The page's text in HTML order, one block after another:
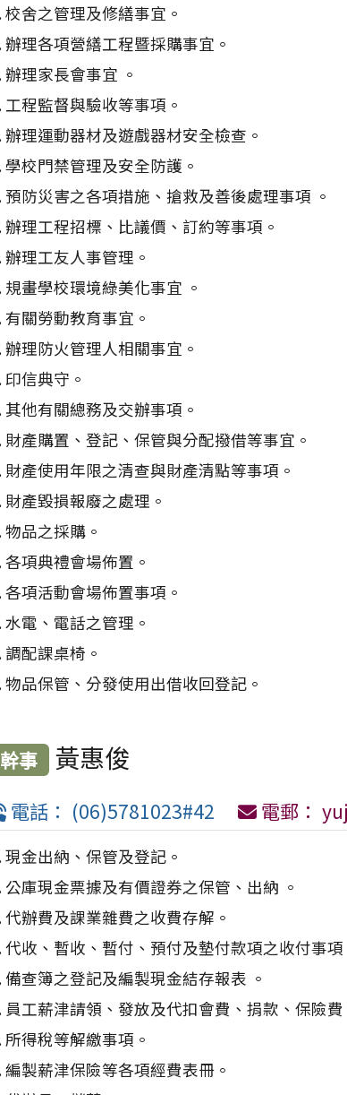
校舍之管理及修繕事宜。
辦理各項營繕工程暨採購事宜。
辦理家長會事宜 。
工程監督與驗收等事項。
辦理運動器材及遊戲器材安全檢查。
學校門禁管理及安全防護。
預防災害之各項措施、搶救及善後處理事項 。
辦理工程招標、比議價、訂約等事項。
辦理工友人事管理。
規畫學校環境綠美化事宜 。
有關勞動教育事宜。
辦理防火管理人相關事宜。
印信典守。
其他有關總務及交辦事項。
財產購置、登記、保管與分配撥借等事宜。
財產使用年限之清查與財產清點等事項。
財產毀損報廢之處理。
物品之採購。
各項典禮會場佈置。
各項活動會場佈置事項。
水電、電話之管理。
調配課桌椅。
物品保管、分發使用出借收回登記。
幹事 黃惠俊
電話： (06)5781023#42 電郵：
現金出納、保管及登記。
公庫現金票據及有價證券之保管、出納 。
代辦費及課業雜費之收費存解。
代收、暫收、暫付、預付及墊付款項之收付事項
備查簿之登記及編製現金結存報表 。
員工薪津請領、發放及代扣會費、捐款、保險費
所得稅等解繳事項。
編製薪津保險等各項經費表冊。